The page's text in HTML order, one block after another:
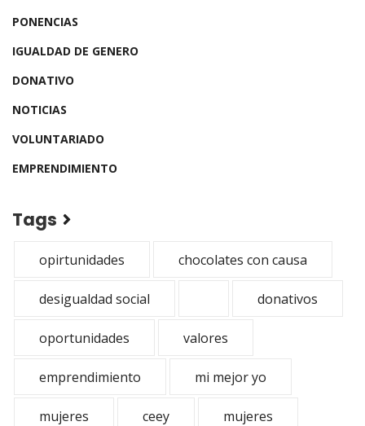
PONENCIAS
IGUALDAD DE GENERO
DONATIVO
NOTICIAS
VOLUNTARIADO
EMPRENDIMIENTO
Tags
opirtunidades chocolates con causa
desigualdad social donativos
oportunidades valores
emprendimiento mi mejor yo
mujeres ceey mujeres